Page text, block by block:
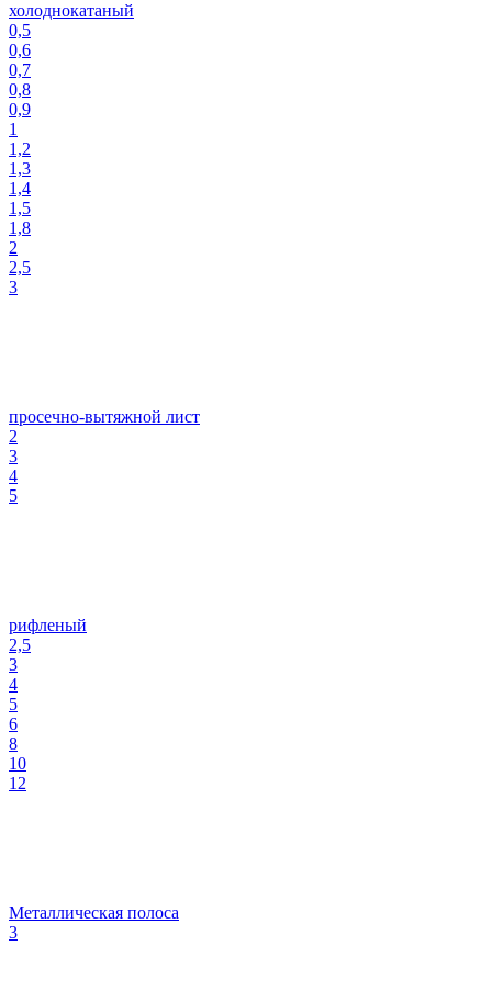
холоднокатаный
0,5
0,6
0,7
0,8
0,9
1
1,2
1,3
1,4
1,5
1,8
2
2,5
3
просечно-вытяжной лист
2
3
4
5
рифленый
2,5
3
4
5
6
8
10
12
Металлическая полоса
3